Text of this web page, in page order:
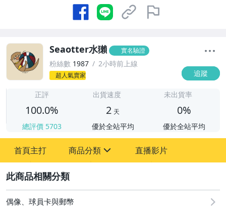
Seaotter水獺 實名驗證
粉絲數 1987 2小時前上線
超人氣賣家 追蹤
正評
100.0%
總評價 5703
出貨速度
2 天
優於全站平均
未出貨率
0%
優於全站平均
首頁主打 商品分類
偶像、球員卡與郵幣
直播影片
偶像、球員卡與郵幣